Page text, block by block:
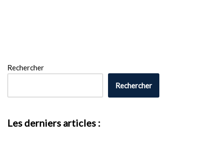
Rechercher
Rechercher
Les derniers articles :